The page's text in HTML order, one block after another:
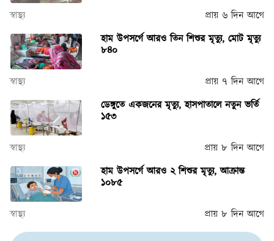
স্বাস্থ্য
প্রায় ৬ দিন আগে
হাম উপসর্গে আরও তিন শিশুর মৃত্যু, মোট মৃত্যু
৮৪০
স্বাস্থ্য
প্রায় ৭ দিন আগে
ডেঙ্গুতে একজনের মৃত্যু, হাসপাতালে নতুন ভর্তি
১৫৩
স্বাস্থ্য
প্রায় ৮ দিন আগে
হাম উপসর্গে আরও ২ শিশুর মৃত্যু, আক্রান্ত
১০৮৫
স্বাস্থ্য প্রায় ৮ দিন আগে